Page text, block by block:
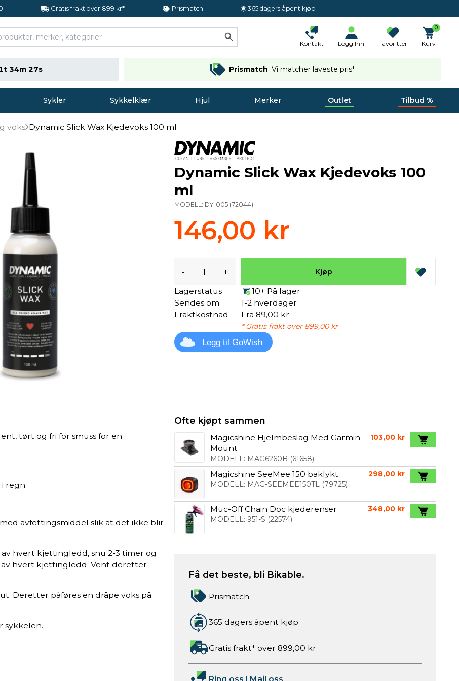
Gratis frakt over 899 kr* Prismatch 365 dagers åpent kjøp
Kontakt Logg Inn Favoritter
0
Kurv
34m 26s Prismatch Vi matcher laveste pris*
Sykler Sykkelklær Hjul Merker Outlet Tilbud %
voks Dynamic Slick Wax Kjedevoks 100 ml
tørt og fri for smuss for en
regn.
avfettingsmiddel slik at det ikke blir
av hvert kjettingledd, snu 2-3 timer og
av hvert kjettingledd. Vent deretter
Deretter påføres en dråpe voks på
sykkelen.
Dynamic Slick Wax Kjedevoks 100
ml
MODELL: DY-005 (72044)
146,00 kr
- + Kjøp
Lagerstatus
10+ På lager
Sendes om
1-2 hverdager
Fraktkostnad
Fra 89,00 kr
* Gratis frakt over 899,00 kr
Legg til GoWish
Ofte kjøpt sammen
Magicshine Hjelmbeslag Med Garmin
Mount
MODELL: MAG6260B (61658)
103,00 kr
Magicshine SeeMee 150 baklykt
MODELL: MAG-SEEMEE150TL(79725)
298,00 kr
Muc-Off Chain Doc kjederenser
MODELL: 951-S (22574)
348,00 kr
Få det beste, bli Bikable.
Prismatch
365 dagers åpent kjøp
Gratis frakt* over 899,00 kr
Ring oss | Mail oss